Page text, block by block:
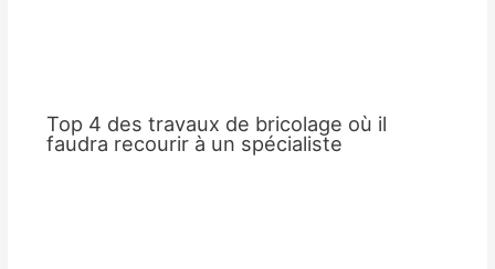
Top 4 des travaux de bricolage où il
faudra recourir à un spécialiste